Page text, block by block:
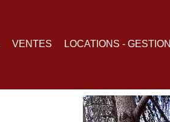
VENTES LOCATIONS - GESTION